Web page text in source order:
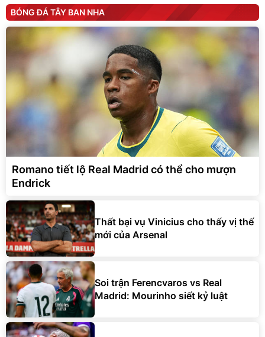
BÓNG ĐÁ TÂY BAN NHA
Romano tiết lộ Real Madrid có thể cho mượn
Endrick
Thất bại vụ Vinicius cho thấy vị thế
mới của Arsenal
Soi trận Ferencvaros vs Real
Madrid: Mourinho siết kỷ luật